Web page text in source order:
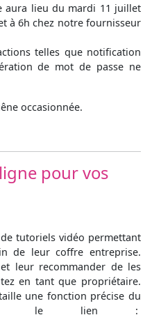
aura lieu du mardi 11 juillet
à 6h chez notre fournisseur
telles que notification
de mot de passe ne
occasionnée.
pour vos
tutoriels vidéo permettant
de leur coffre entreprise.
leur recommander de les
en tant que propriétaire.
une fonction précise du
le lien :